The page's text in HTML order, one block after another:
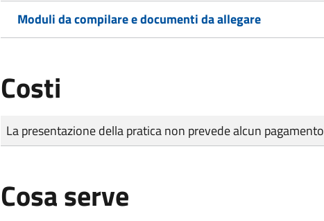
Moduli da compilare e documenti da allegare
Costi
Tipo di pagamento
Importo
La presentazione della pratica non prevede alcun pagamento
Cosa serve